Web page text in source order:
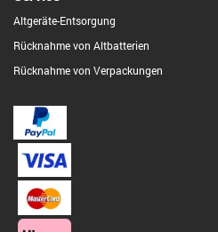
Altgeräte-Entsorgung
Rücknahme von Altbatterien
Rücknahme von Verpackungen